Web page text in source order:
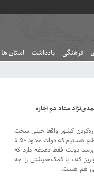
فرهنگی یادداشت استان ها
ستاد هم اجاره
کشور واقعا خیلی سخت
است، بودجه عمومی دولت ٤۰ درصد است ولی ما مطلع هستیم که دولت حدود ۵۰ تا
دولت فقط دغدغه دارد که
کند، یا کمک‌معیشتی را چه
هم هست.